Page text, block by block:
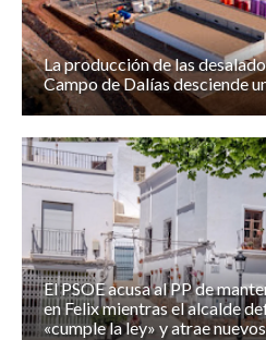
La producción de las
Campo de Dalías desciende
El PSOE acusa al PP de
en Felix mientras el alcalde
«cumple la ley» y atrae